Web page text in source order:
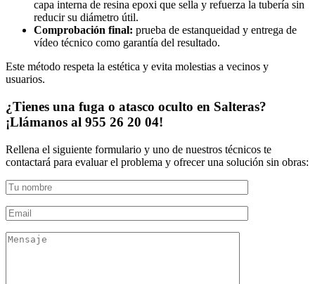
capa interna de resina epoxi que sella y refuerza la tubería sin
reducir su diámetro útil.
Comprobación final: prueba de estanqueidad y entrega de
vídeo técnico como garantía del resultado.
Este método respeta la estética y evita molestias a vecinos y
usuarios.
¿Tienes una fuga o atasco oculto en Salteras?
¡Llámanos al 955 26 20 04!
Rellena el siguiente formulario y uno de nuestros técnicos te
contactará para evaluar el problema y ofrecer una solución sin obras: